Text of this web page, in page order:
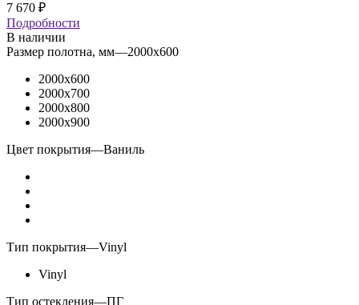
7 670 ₽
Подробности
В наличии
Размер полотна, мм—2000x600
2000x600
2000x700
2000x800
2000x900
Цвет покрытия—Ваниль
Тип покрытия—Vinyl
Vinyl
Тип остекления—ПГ